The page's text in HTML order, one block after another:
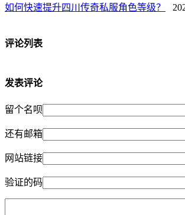
如何快速提升四川传奇私服角色等级？
评论列表
发表评论
留个名呗
还有邮箱
网站链接
验证的码